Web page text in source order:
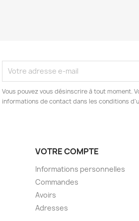
Vous pouvez vous désinscrire à tout moment.
informations de contact dans les conditions
VOTRE COMPTE
Informations personnelles
Commandes
Avoirs
Adresses